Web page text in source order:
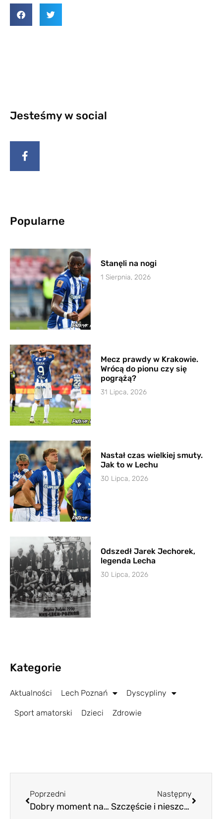
Jesteśmy w social
Popularne
Stanęli na nogi
1 Sierpnia, 2026
Mecz prawdy w Krakowie.
Wrócą do pionu czy się
pogrążą?
31 Lipca, 2026
Nastał czas wielkiej smuty.
Jak to w Lechu
30 Lipca, 2026
Odszedł Jarek Jechorek,
legenda Lecha
30 Lipca, 2026
Kategorie
Aktualności Lech Poznań Dyscypliny
Sport amatorski Dzieci Zdrowie
Poprzedni
Dobry moment na pokonanie Legii?
Następny
Szczęście i nieszczęście Antoniego Kozubala